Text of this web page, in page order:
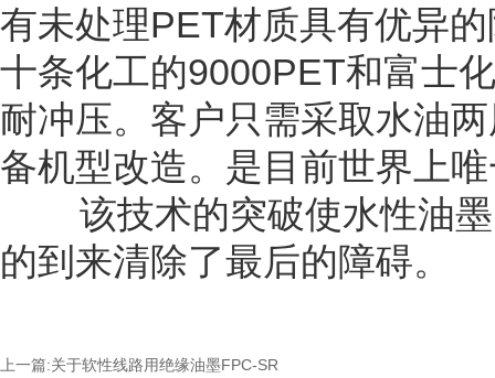
有未处理PET材质具有优异
十条化工的9000PET和富士
耐冲压。客户只需采取水油
备机型改造。是目前世界上
该技术的突破使水性油墨
的到来清除了最后的障碍。
上一篇:关于软性线路用绝缘油墨FPC-SR